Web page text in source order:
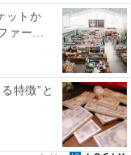
」とは？
一定の所得以内の
いうもので、専業
得税が減税されて
ットか
ァー...
特徴”と